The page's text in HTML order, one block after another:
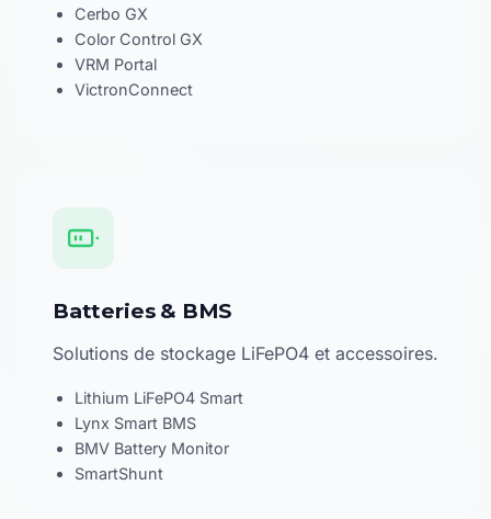
Cerbo GX
Color Control GX
VRM Portal
VictronConnect
Batteries & BMS
Solutions de stockage LiFePO4 et accessoires.
Lithium LiFePO4 Smart
Lynx Smart BMS
BMV Battery Monitor
SmartShunt